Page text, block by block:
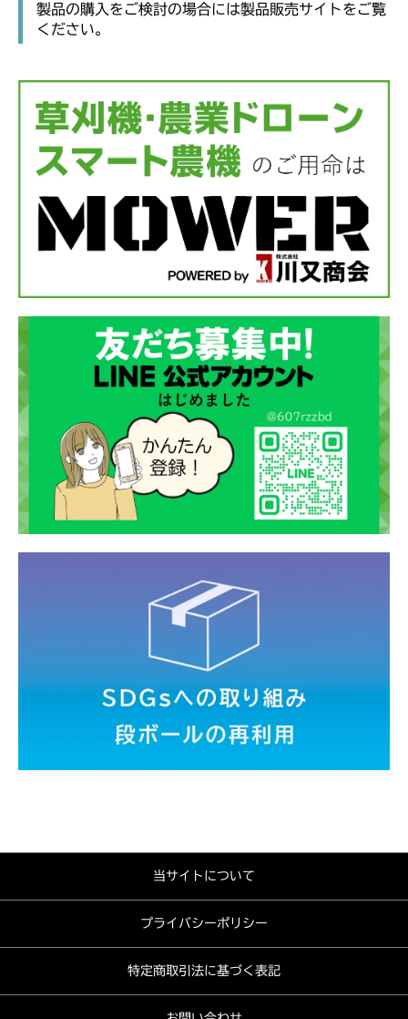
製品の購入をご検討の場合には製品販売サイトをご覧
ください。
当サイトについて
プライバシーポリシー
特定商取引法に基づく表記